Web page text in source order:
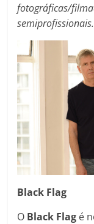
fotográficas/
semiprofissionais.
Black Flag
O Black Flag é